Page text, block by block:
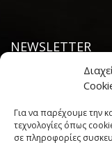
Για να παρέχουμε την
τεχνολογίες όπως
σε πληροφορίες
NEWSLETTER
----------------------